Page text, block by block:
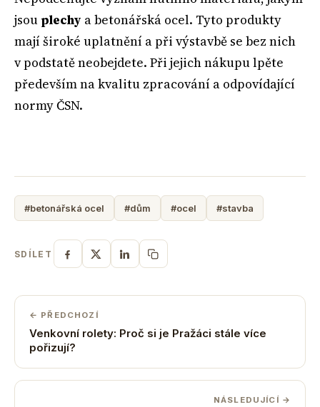
jsouplechy a betonářská ocel. Tyto produkty
mají široké uplatnění a při výstavbě se bez nich
v podstatě neobejdete. Při jejich nákupu lpěte
především na kvalitu zpracování a odpovídající
normy ČSN.
#betonářská ocel #dům #ocel #stavba
SDÍLET
← PŘEDCHOZÍ
Venkovní rolety: Proč si je Pražáci stále více
pořizují?
NÁSLEDUJÍCÍ →